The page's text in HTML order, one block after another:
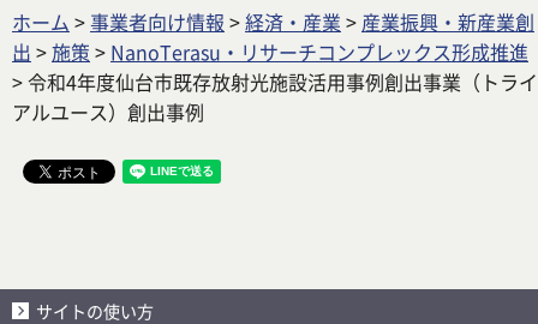
ホーム >事業者向け情報 >経済・産業 > 産業振興・新産業創
出 >施策 > NanoTerasu・リサーチコンプレックス形成推進
> 令和4年度仙台市既存放射光施設活用事例創出事業（トライ
アルユース）創出事例
サイトの使い方